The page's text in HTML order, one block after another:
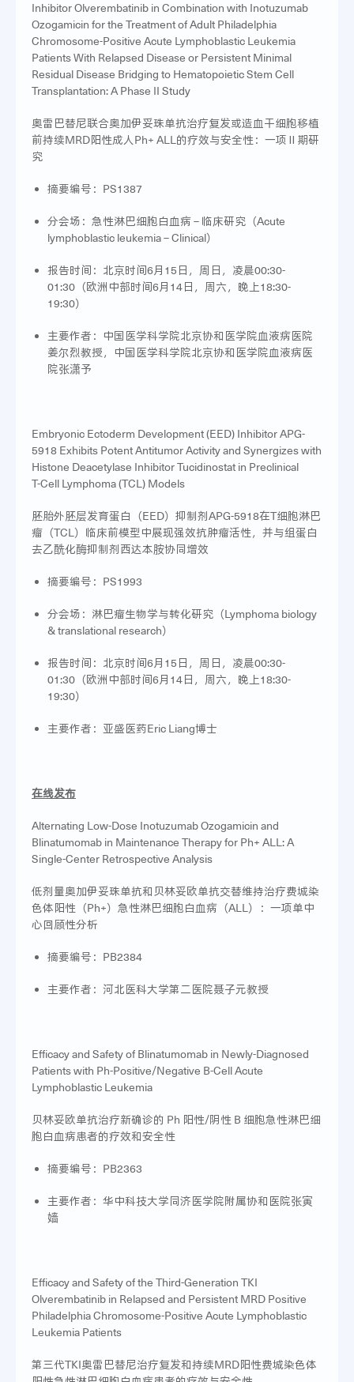
Inhibitor Olverembatinib in Combination with Inotuzumab
Ozogamicin for the Treatment of Adult Philadelphia
Chromosome-Positive Acute Lymphoblastic Leukemia
Patients With Relapsed Disease or Persistent Minimal
Residual Disease Bridging to Hematopoietic Stem Cell
Transplantation: A Phase II Study
奥雷巴替尼联合奥加伊妥珠单抗治疗复发或造血干细胞移植
前持续MRD阳性成人Ph+ ALL的疗效与安全性：一项Ⅱ期研
究
摘要编号：PS1387
分会场：急性淋巴细胞白血病 – 临床研究（Acute
lymphoblastic leukemia – Clinical）
报告时间：北京时间6月15日，周日，凌晨00:30-
01:30（欧洲中部时间6月14日，周六，晚上18:30-
19:30）
主要作者：中国医学科学院北京协和医学院血液病医院
姜尔烈教授，中国医学科学院北京协和医学院血液病医
院张潇予
Embryonic Ectoderm Development (EED) Inhibitor APG-
5918 Exhibits Potent Antitumor Activity and Synergizes with
Histone Deacetylase Inhibitor Tucidinostat in Preclinical
T-Cell Lymphoma (TCL) Models
胚胎外胚层发育蛋白（EED）抑制剂APG-5918在T细胞淋巴
瘤（TCL）临床前模型中展现强效抗肿瘤活性，并与组蛋白
去乙酰化酶抑制剂西达本胺协同增效
摘要编号：PS1993
分会场：淋巴瘤生物学与转化研究（Lymphoma biology
& translational research）
报告时间：北京时间6月15日，周日，凌晨00:30-
01:30（欧洲中部时间6月14日，周六，晚上18:30-
19:30）
主要作者：亚盛医药Eric Liang博士
在线发布
Alternating Low-Dose Inotuzumab Ozogamicin and
Blinatumomab in Maintenance Therapy for Ph+ ALL: A
Single-Center Retrospective Analysis
低剂量奥加伊妥珠单抗和贝林妥欧单抗交替维持治疗费城染
色体阳性（Ph+）急性淋巴细胞白血病（ALL）：一项单中
心回顾性分析
摘要编号：PB2384
主要作者：河北医科大学第二医院聂子元教授
Efficacy and Safety of Blinatumomab in Newly-Diagnosed
Patients with Ph-Positive/Negative B-Cell Acute
Lymphoblastic Leukemia
贝林妥欧单抗治疗新确诊的 Ph 阳性/阴性 B 细胞急性淋巴细
胞白血病患者的疗效和安全性
摘要编号：PB2363
主要作者：华中科技大学同济医学院附属协和医院张寅
嫱
Efficacy and Safety of the Third-Generation TKI
Olverembatinib in Relapsed and Persistent MRD Positive
Philadelphia Chromosome-Positive Acute Lymphoblastic
Leukemia Patients
第三代TKI奥雷巴替尼治疗复发和持续MRD阳性费城染色体